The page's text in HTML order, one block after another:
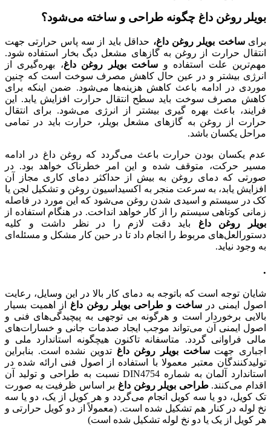
بویلر روغن داغ چگونه طراحی و ساخته می‌شود؟
برایساخت بویلر روغن داغ، حداقل باید از سه پاس حرارتی جهت
انتقال حرارت از روغن به گاز‌های مشعل دیگ بخار استفاده شود.
مهم‌ترین علت استفاده و ساخت بویلر روغن داغ، بهره‌گیری از
انرژی بیشتر و در عین حال کاهش مصرف سوخت است که چنین
موردی در ادامه باعث کاهش هزینه‌ها می‌شود. ضمن اینکه برای
کاهش مصرف سوخت باید سطح انتقال حرارت افزایش یابد. این
فرایند، باعث بهره گیری بیشتر از انرژی می‌شود. برای انتقال
حرارت از روغن به گاز‌های مشعل بویلر، حرارت باید در تمامی
مراحل یکسان باشد.
عدم یکسان بودن حرارت باعث می‌گردد که روغن داغ در ادامه
مسیر حرکت، متوقف شده و این امر خطرناک خواهد بود. در
صورتی که دمای روغن به بیش از حداکثر دمای کاری مجاز آن
افزایش یابد، به سرعت منجر به اکسیداسیون روغن و تشکیل لجن یا
کک در سیستم و اسیدی شدن روغن می‌شود که این مورد در فاصله
زمانی کوتاهی سیستم را از کار خواهد انداخت. در هنگام استفاده از
بویلر روغن داغ باید دقت لازم را در نظر داشت و کلیه
دستورالعل‌های مربوط را انجام داد تا در حین کار مشکل و مسئله‌ای
به وجود نیاید.
.
شایان توجه است که باتوجه به دمای کار بالا در این وسایل، رعایت
اصول ایمنی در ساخت و طراحی بویلر‌ روغن داغ از اهمیت بسیار
بالایی برخوردار است و هرگونه بی توجهی به پیچیدگی‌های فنی و
اصول ایمنی آن می‌تواند موجب ایجاد صدمات جانی و خسارات‌های
مالی فراوانی گردد. متاسفانه تاکنون هیچگونه استاندارد ملی و
اجباری جهتساخت بویلر روغن داغ تدوین نشده است. بنابراین
تولیدکنندگان معتبر معمولا با استفاده از اصول فنی ارائه شده در
استاندارد آلمان به شماره DIN4754 نسبت به طراحی و تولید آن
اقدام می‌کنند.طراحی بویلر روغن داغ بر اساس ظرفیت به صورت
تک کویل، دو یا سه کویل انجام می‌گردد و هر کویل از یک، دو یا سه
نخ لوله در کنار هم تشکیل شده است. (معمولاً از دو کویل حرارتی و
هر کویل از یک یا دو نخ لوله تشکیل شده است)